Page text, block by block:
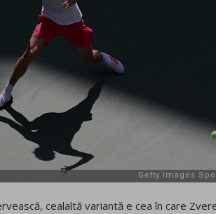
cealaltă variantă e cea în care